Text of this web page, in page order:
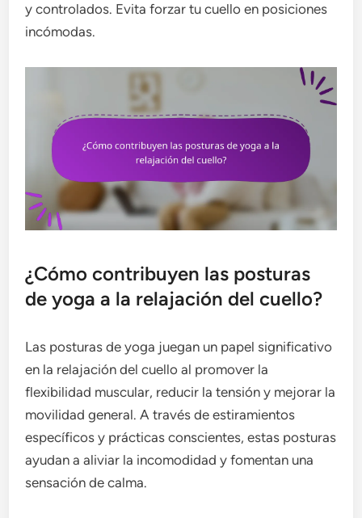
y controlados. Evita forzar tu cuello en posiciones
incómodas.
¿Cómo contribuyen las posturas
de yoga a la relajación del cuello?
Las posturas de yoga juegan un papel significativo
en la relajación del cuello al promover la
flexibilidad muscular, reducir la tensión y mejorar la
movilidad general. A través de estiramientos
específicos y prácticas conscientes, estas posturas
ayudan a aliviar la incomodidad y fomentan una
sensación de calma.